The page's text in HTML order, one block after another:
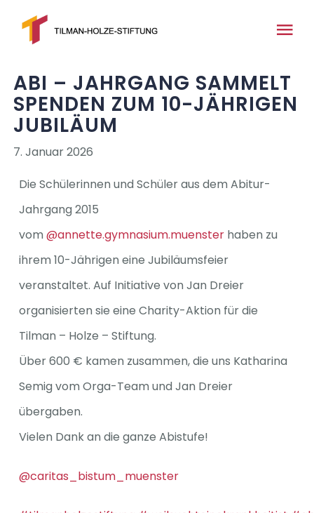
Inhalt
Home
Über uns
Medien
Projekte
Kontakt
Spenden
ABI – JAHRGANG SAMMELT
SPENDEN ZUM 10-JÄHRIGEN
JUBILÄUM
7. Januar 2026
Die Schülerinnen und Schüler aus dem Abitur-
Jahrgang 2015
vom @annette.gymnasium.muensterhaben zu
ihrem 10-Jährigen eine Jubiläumsfeier
veranstaltet. Auf Initiative von Jan Dreier
organisierten sie eine Charity-Aktion für die
Tilman – Holze – Stiftung.
Über 600 € kamen zusammen, die uns Katharina
Semig vom Orga-Team und Jan Dreier
übergaben.
Vielen Dank an die ganze Abistufe!
@caritas_bistum_muenster